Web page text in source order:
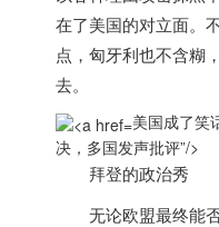
在了美国的对立面。
点，匈牙利也不含糊
去。
美国成了笑
决，多国发声批评”/>
拜登的政治秀
无论欧盟最终能